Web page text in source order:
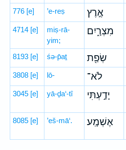
776 [e] ’e-reṣ אֶ֣רֶץ
4714 [e]
miṣ-rā-
yim;
מִצְרָ֑יִם
8193 [e] śə-p̄aṯ שְׂפַ֖ת
3808 [e] lō- לֹא־
3045 [e] yā-ḏa‘-tî יָדַ֣עְתִּי
8085 [e] ’eš-mā‘. אֶשְׁמָֽע׃